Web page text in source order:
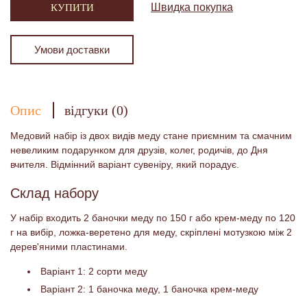
КУПИТИ Швидка покупка
Умови доставки
Опис відгуки (0)
Медовий набір із двох видів меду стане приємним та смачним
невеликим подарунком для друзів, колег, родичів, до Дня
вчителя. Відмінний варіант сувеніру, який порадує.
Склад набору
У набір входить 2 баночки меду по 150 г або крем-меду по 120
г на вибір, ложка-веретено для меду, скріплені мотузкою між 2
дерев'яними пластинами.
Варіант 1: 2 сорти меду
Варіант 2: 1 баночка меду, 1 баночка крем-меду